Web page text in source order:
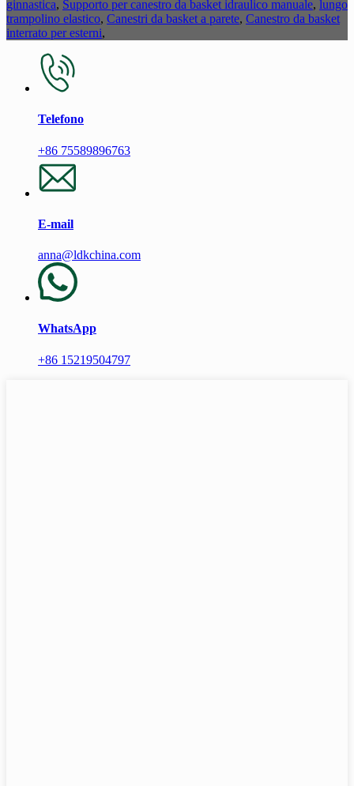
ginnastica, Supporto per canestro da basket idraulico manuale, lungo
trampolino elastico, Canestri da basket a parete, Canestro da basket
interrato per esterni,
Telefono
+86 75589896763
E-mail
anna@ldkchina.com
WhatsApp
+86 15219504797